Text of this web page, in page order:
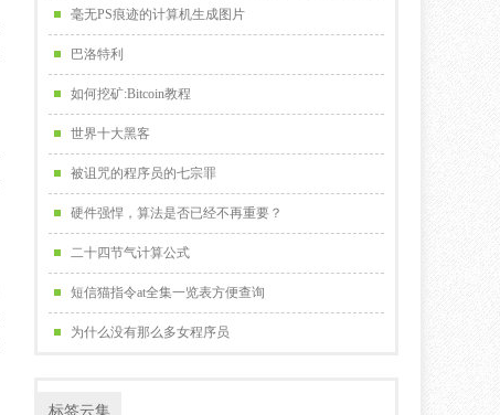
毫无PS痕迹的计算机生成图片
巴洛特利
如何挖矿:Bitcoin教程
世界十大黑客
被诅咒的程序员的七宗罪
硬件强悍，算法是否已经不再重要？
二十四节气计算公式
短信猫指令at全集一览表方便查询
为什么没有那么多女程序员
标签云集